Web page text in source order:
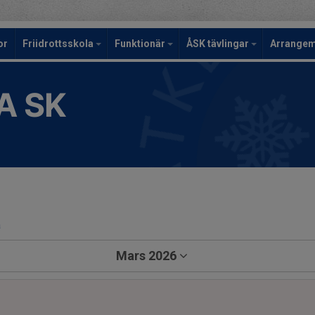
Friidrottsskola Funktionär ÅSK tävlingar
SK
Mars 2026